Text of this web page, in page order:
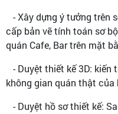
- Xây dựng ý tưởng trên
cấp bản vẽ tính toán sơ
quán Cafe, Bar trên mặt
- Duyệt thiết kế 3D: kiến
không gian quán thật của
- Duyệt hồ sơ thiết kế: